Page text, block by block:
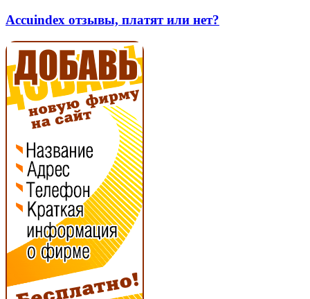
нет?
платят
или
нет?
Accuindex отзывы, платят или нет?